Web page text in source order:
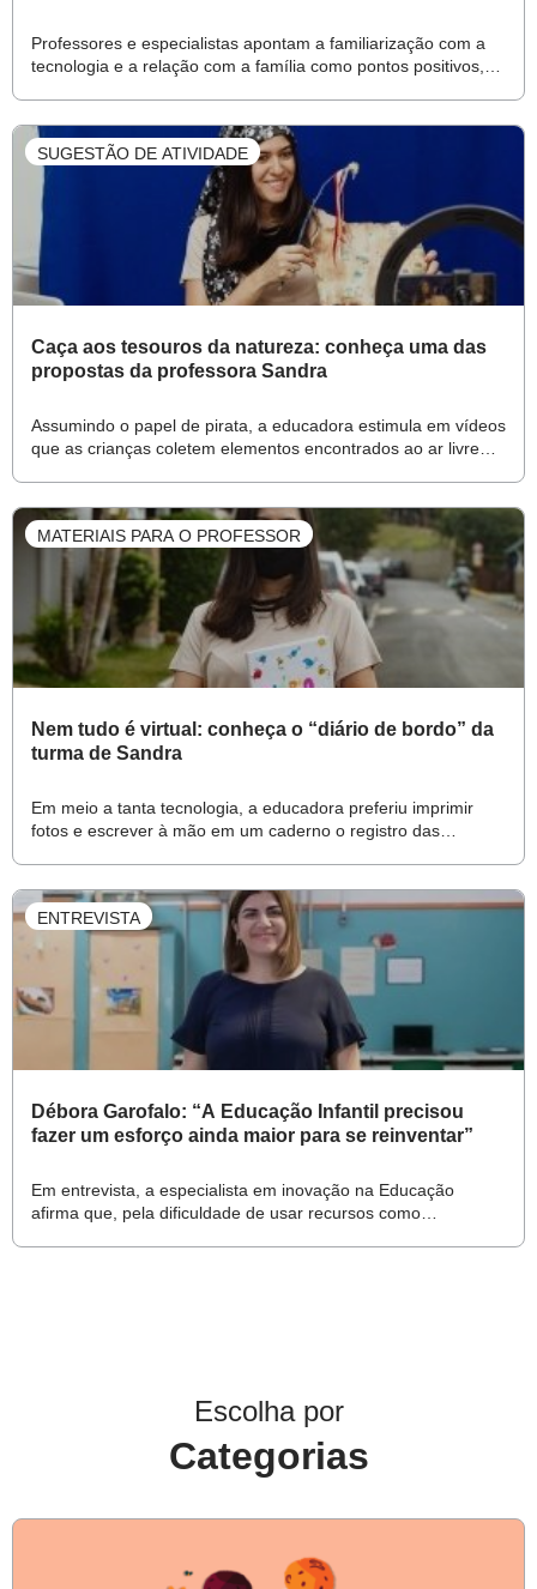
Professores e especialistas apontam a familiarização com a
tecnologia e a relação com a família como pontos positivos,
SUGESTÃO DE ATIVIDADE
Caça aos tesouros da natureza: conheça uma das
propostas da professora Sandra
Assumindo o papel de pirata, a educadora estimula em vídeos
que as crianças coletem elementos encontrados ao ar livre
MATERIAIS PARA O PROFESSOR
Nem tudo é virtual: conheça o “diário de bordo” da
turma de Sandra
Em meio a tanta tecnologia, a educadora preferiu imprimir
fotos e escrever à mão em um caderno o registro das
ENTREVISTA
Débora Garofalo: “A Educação Infantil precisou
fazer um esforço ainda maior para se reinventar”
Em entrevista, a especialista em inovação na Educação
afirma que, pela dificuldade de usar recursos como
Escolha por
Categorias